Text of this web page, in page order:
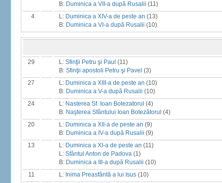
B: Duminica a VII-a după Rusalii (11)
4
L: Duminica a XIV-a de peste an (13)
B: Duminica a VI-a după Rusalii (10)
29 L: Sfinţii Petru şi Paul (11)
B: Sfinţii apostoli Petru şi Pavel (3)
27
L: Duminica a XIII-a de peste an (10)
B: Duminica a V-a după Rusalii (10)
24
L: Nasterea Sf. Ioan Botezatorul (4)
B: Naşterea Sfântului Ioan Botezătorul (4)
20
L: Duminica a XII-a de peste an (9)
B: Duminica a IV-a după Rusalii (9)
13
L: Duminica a XI-a de peste an (11)
L: Sfântul Anton de Padova (1)
B: Duminica a III-a după Rusalii (10)
11
L: Inima Preasfântă a lui Isus (10)